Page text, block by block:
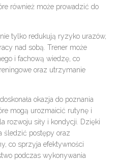
również może prowadzić do
tylko redukują ryzyko urazów,
nad sobą. Trener może
i fachową wiedzę, co
oraz utrzymanie
okazja do poznania
mogą urozmaicić rutynę i
rozwoju siły i kondycji. Dzięki
śledzić postępy oraz
co sprzyja efektywności
podczas wykonywania